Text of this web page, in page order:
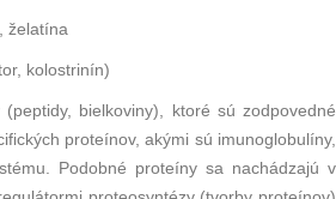
želatína
kolostrinín)
(peptidy, bielkoviny), ktoré sú zodpovedné
proteínov, akými sú imunoglobulíny,
. Podobné proteíny sa nachádzajú v